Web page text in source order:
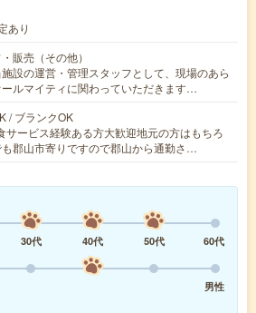
あり
販売（その他）
設の運営・管理スタッフとして、現場のあら
ルマイティに関わっていただきます…
/ ブランクOK
サービス経験ある方大歓迎地元の方はもちろ
も郡山市寄りですので郡山から通勤さ…
30代 40代 50代
60代
男性